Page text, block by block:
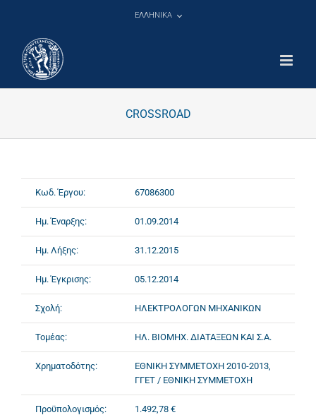
ΕΛΛΗΝΙΚΑ
CROSSROAD
Κωδ. Έργου: 67086300
Ημ. Έναρξης: 01.09.2014
Ημ. Λήξης: 31.12.2015
Ημ. Έγκρισης: 05.12.2014
Σχολή: ΗΛΕΚΤΡΟΛΟΓΩΝ ΜΗΧΑΝΙΚΩΝ
Τομέας: ΗΛ. ΒΙΟΜΗΧ. ΔΙΑΤΑΞΕΩΝ ΚΑΙ Σ.Α.
Χρηματοδότης:
ΕΘΝΙΚΗ ΣΥΜΜΕΤΟΧΗ 2010-2013,
ΓΓΕΤ / ΕΘΝΙΚΗ ΣΥΜΜΕΤΟΧΗ
Προϋπολογισμός: 1.492,78 €